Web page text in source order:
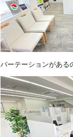
パーテーションがある